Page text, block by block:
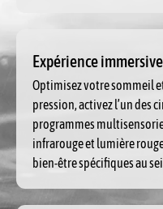
Expérience
Optimisez votre sommeil
pression, activez l’un des
programmes
infrarouge et lumière
bien-être spécifiques au